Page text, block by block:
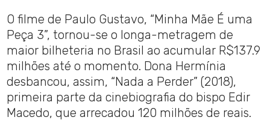
O filme de Paulo Gustavo, “Minha Mãe É uma
Peça 3”, tornou-se o longa-metragem de
maior bilheteria no Brasil ao acumular R$137.9
milhões até o momento. Dona Hermínia
desbancou, assim, “Nada a Perder” (2018),
primeira parte da cinebiografia do bispo Edir
Macedo, que arrecadou 120 milhões de reais.